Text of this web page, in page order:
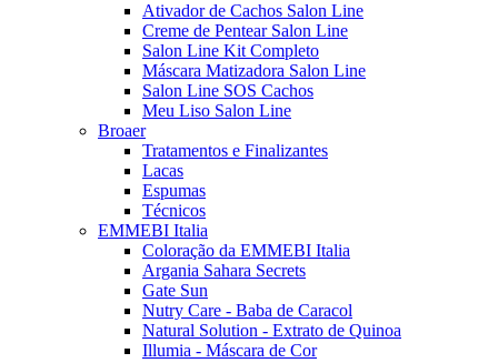
Ativador de Cachos Salon Line
Creme de Pentear Salon Line
Salon Line Kit Completo
Máscara Matizadora Salon Line
Salon Line SOS Cachos
Meu Liso Salon Line
Broaer
Tratamentos e Finalizantes
Lacas
Espumas
Técnicos
EMMEBI Italia
Coloração da EMMEBI Italia
Argania Sahara Secrets
Gate Sun
Nutry Care - Baba de Caracol
Natural Solution - Extrato de Quinoa
Illumia - Máscara de Cor